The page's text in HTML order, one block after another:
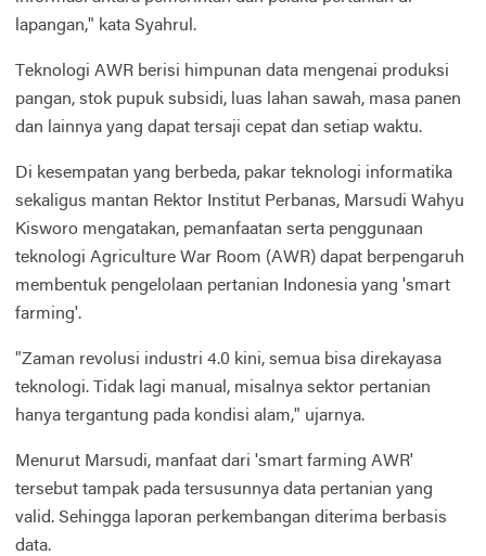
lapangan," kata Syahrul.
Teknologi AWR berisi himpunan data mengenai produksi
pangan, stok pupuk subsidi, luas lahan sawah, masa panen
dan lainnya yang dapat tersaji cepat dan setiap waktu.
Di kesempatan yang berbeda, pakar teknologi informatika
sekaligus mantan Rektor Institut Perbanas, Marsudi Wahyu
Kisworo mengatakan, pemanfaatan serta penggunaan
teknologi Agriculture War Room (AWR) dapat berpengaruh
membentuk pengelolaan pertanian Indonesia yang 'smart
farming'.
"Zaman revolusi industri 4.0 kini, semua bisa direkayasa
teknologi. Tidak lagi manual, misalnya sektor pertanian
hanya tergantung pada kondisi alam," ujarnya.
Menurut Marsudi, manfaat dari 'smart farming AWR'
tersebut tampak pada tersusunnya data pertanian yang
valid. Sehingga laporan perkembangan diterima berbasis
data.